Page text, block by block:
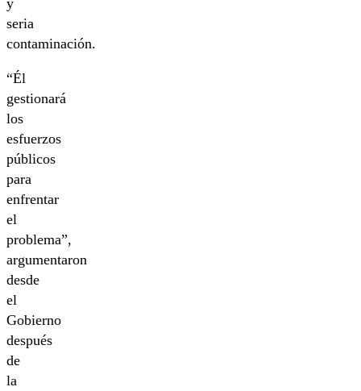
seria
contaminación.
“Él
gestionará
los
esfuerzos
públicos
para
enfrentar
el
problema”,
argumentaron
desde
el
Gobierno
después
de
la